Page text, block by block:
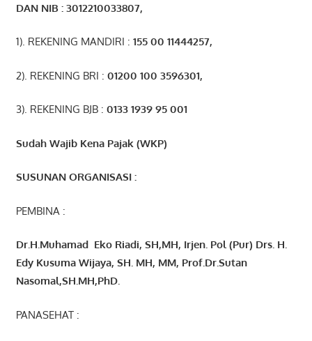
DAN NIB :3012210033807,
1). REKENING MANDIRI : 155 00 11444257,
2). REKENING BRI : 01200 100 3596301,
3). REKENING BJB : 0133 1939 95 001
Sudah Wajib Kena Pajak (WKP)
SUSUNAN ORGANISASI :
PEMBINA :
Dr.H.Muhamad Eko Riadi, SH,MH, Irjen. Pol (Pur) Drs. H.
Edy Kusuma Wijaya, SH. MH, MM, Prof.Dr.Sutan
Nasomal,SH.MH,PhD.
PANASEHAT :